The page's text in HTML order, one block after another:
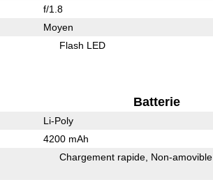
f/1.8
Moyen
Flash LED
Batterie
Li-Poly
4200 mAh
Chargement rapide Non-amovible